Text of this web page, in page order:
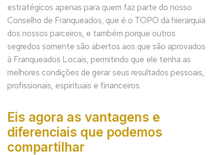
estratégicos apenas para quem faz parte do nosso
Conselho de Franqueados, que é o TOPO da hierarquia
dos nossos parceiros, e também porque outros
segredos somente são abertos aos que são aprovados
à Franqueados Locais, permitindo que ele tenha as
melhores condições de gerar seus resultados pessoais,
profissionais, espirituais e financeiros.
Eis agora as vantagens e
diferenciais que podemos
compartilhar